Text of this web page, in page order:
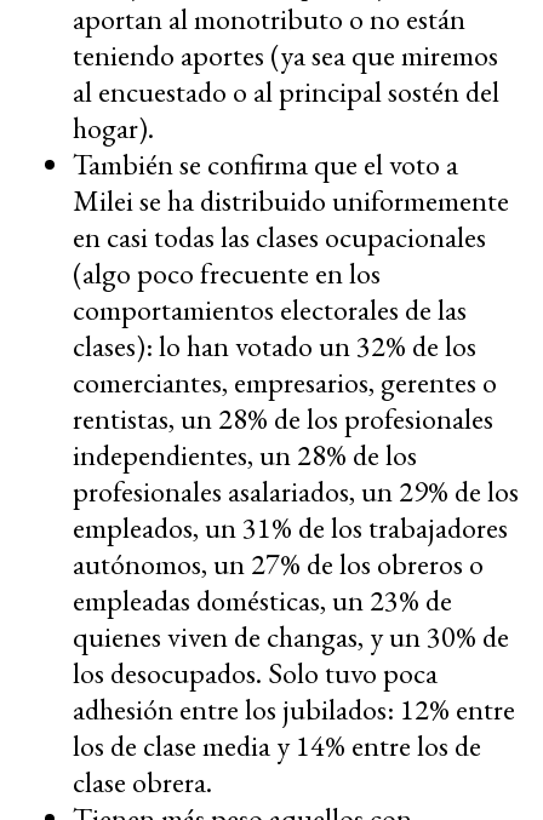
aportan al monotributo o no están
teniendo aportes (ya sea que miremos
al encuestado o al principal sostén del
hogar).
También se confirma que el voto a
Milei se ha distribuido uniformemente
en casi todas las clases ocupacionales
(algo poco frecuente en los
comportamientos electorales de las
clases): lo han votado un 32% de los
comerciantes, empresarios, gerentes o
rentistas, un 28% de los profesionales
independientes, un 28% de los
profesionales asalariados, un 29% de los
empleados, un 31% de los trabajadores
autónomos, un 27% de los obreros o
empleadas domésticas, un 23% de
quienes viven de changas, y un 30% de
los desocupados. Solo tuvo poca
adhesión entre los jubilados: 12% entre
los de clase media y 14% entre los de
clase obrera.